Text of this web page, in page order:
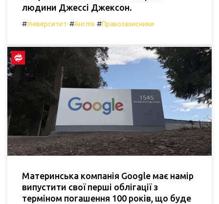
людини Джессі Джексон.
#Університет #Англія #Правозахисники
Материнська компанія Google має намір
випустити свої перші облігації з
терміном погашення 100 років, що буде